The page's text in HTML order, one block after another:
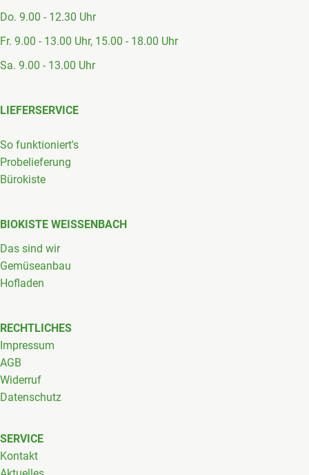
Do. 9.00 - 12.30 Uhr
Fr. 9.00 - 13.00 Uhr, 15.00 - 18.00 Uhr
Sa. 9.00 - 13.00 Uhr
LIEFERSERVICE
So funktioniert's
Probelieferung
Bürokiste
BIOKISTE WEISSENBACH
Das sind wir
Gemüseanbau
Hofladen
RECHTLICHES
Impressum
AGB
Widerruf
Datenschutz
SERVICE
Kontakt